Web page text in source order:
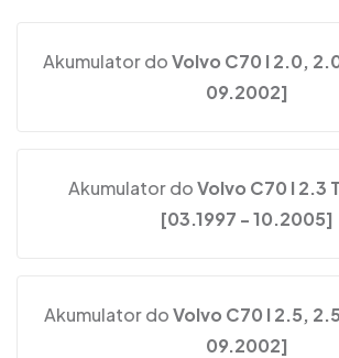
Akumulator doVolvo C70 I 2.0,
09.2002]
Akumulator doVolvo C70 I 2.3
[03.1997 - 10.2005]
Akumulator doVolvo C70 I 2.5,
09.2002]